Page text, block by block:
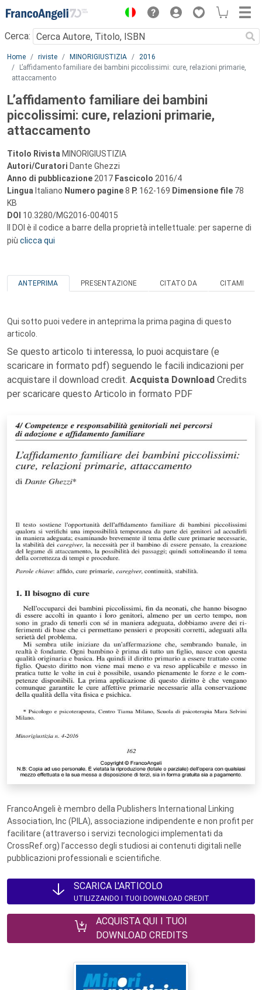
Menu
Cerca:
Main content
Home riviste MINORIGIUSTIZIA
2016
L’affidamento familiare dei bambini piccolissimi: cure, relazioni primarie,
attaccamento
L’affidamento familiare dei bambini
piccolissimi: cure, relazioni primarie,
attaccamento
Titolo Rivista MINORIGIUSTIZIA
Autori/Curatori Dante Ghezzi
Anno di pubblicazione 2017 Fascicolo 2016/4
Lingua Italiano Numero pagine8 P. 162-169 Dimensione file 78
KB
DOI 10.3280/MG2016-004015
Il DOI è il codice a barre della proprietà intellettuale: per saperne di
più clicca qui
ANTEPRIMA PRESENTAZIONE CITATO DA CITAMI
Qui sotto puoi vedere in anteprima la prima pagina di questo
articolo.
Se questo articolo ti interessa, lo puoi acquistare (e
scaricare in formato pdf) seguendo le facili indicazioni per
acquistare il download credit. Acquista Download Credits
per scaricare questo Articolo in formato PDF
FrancoAngeli è membro della Publishers International Linking
Association, Inc (PILA), associazione indipendente e non profit per
facilitare (attraverso i servizi tecnologici implementati da
CrossRef.org) l’accesso degli studiosi ai contenuti digitali nelle
pubblicazioni professionali e scientifiche.
SCARICA L'ARTICOLO
UTILIZZANDO I TUOI DOWNLOAD CREDIT
ACQUISTA QUI I TUOI
DOWNLOAD CREDITS